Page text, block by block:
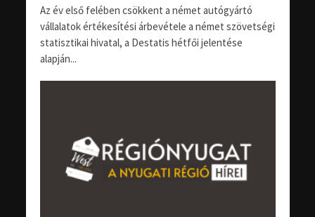
Az év első felében csökkent a német autógyártó
vállalatok értékesítési árbevétele a német szövetségi
statisztikai hivatal, a Destatis hétfői jelentése
alapján...